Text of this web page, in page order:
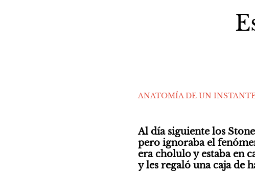
ANATOMÍA DE UN
Al día siguiente los
pero ignoraba el
era cholulo y estaba en
y les regaló una caja de